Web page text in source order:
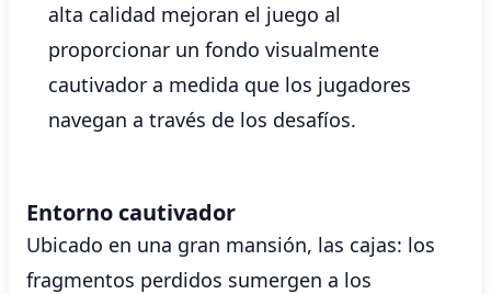
alta calidad mejoran el juego al
proporcionar un fondo visualmente
cautivador a medida que los jugadores
navegan a través de los desafíos.
Entorno cautivador
Ubicado en una gran mansión, las cajas: los
fragmentos perdidos sumergen a los